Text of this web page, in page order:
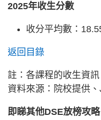
2025年收生分數
收分平均數：
返回目錄
註：各課程的收生資
資料來源：院校提供
即睇其他DSE放榜攻略